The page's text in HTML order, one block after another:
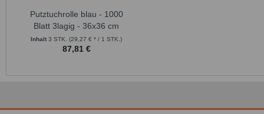
Putztuchrolle blau - 1000
Blatt 3lagig - 36x36 cm
Inhalt 3 STK. (29,27 € * / 1 STK.)
87,81 €